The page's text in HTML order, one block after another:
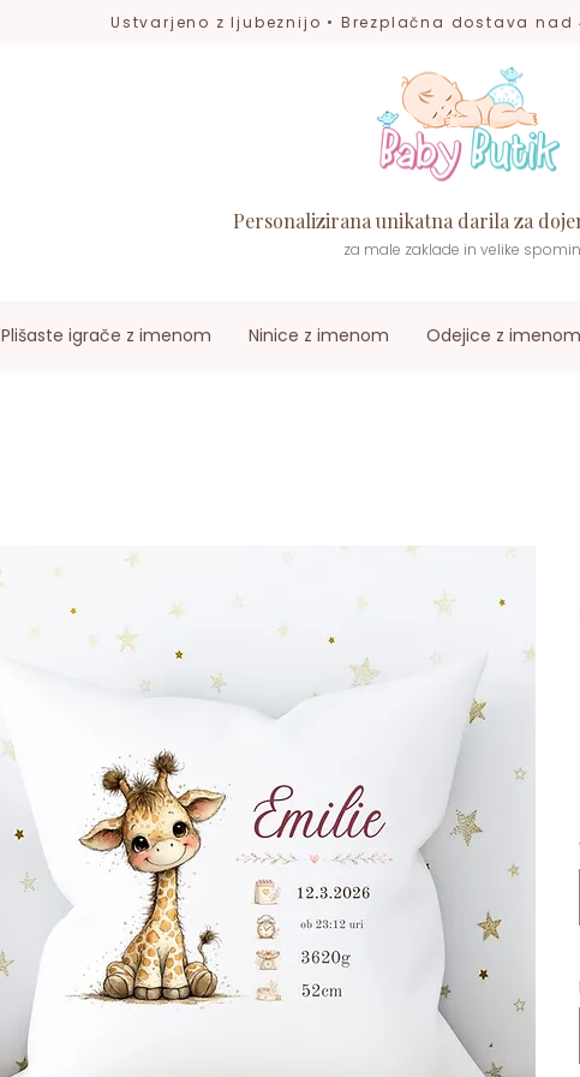
Ustvarjeno z ljubeznijo • Brezplačna dostava nad
Personalizirana unikatna darila za
za male zaklade in velike
Plišaste igrače z imenom Ninice z imenom Odejice z imenom